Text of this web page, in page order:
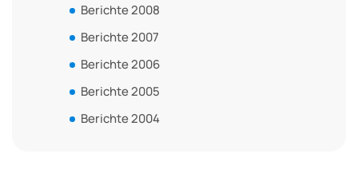
Berichte 2008
Berichte 2007
Berichte 2006
Berichte 2005
Berichte 2004